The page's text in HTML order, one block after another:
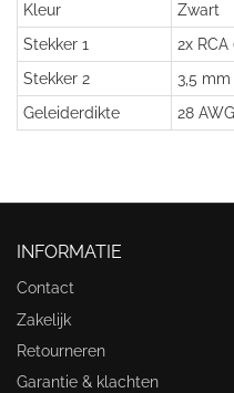
Kleur
Zwart
Stekker 1
2x RCA
Stekker 2
3,5
Geleiderdikte
28 AWG
INFORMATIE
Contact
Zakelijk
Retourneren
Garantie & klachten